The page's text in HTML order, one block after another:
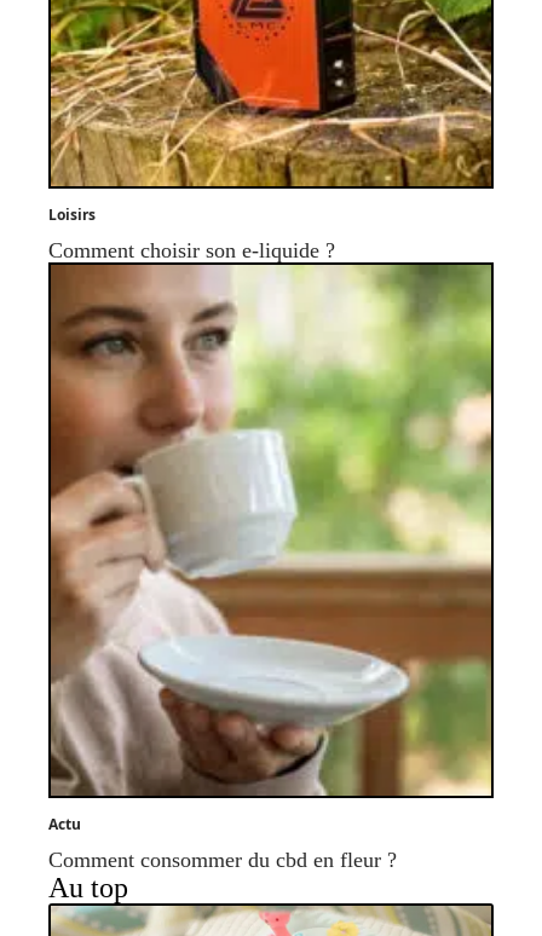
Loisirs
Comment choisir son e-liquide ?
Actu
Comment consommer du cbd en fleur ?
Au top